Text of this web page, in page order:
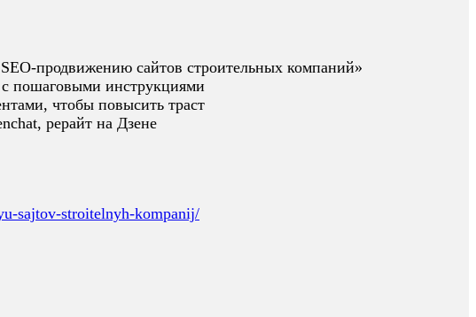
продвижению сайтов строительных компаний»
с пошаговыми инструкциями
чтобы повысить траст
рерайт на Дзене
sajtov-stroitelnyh-kompanij/